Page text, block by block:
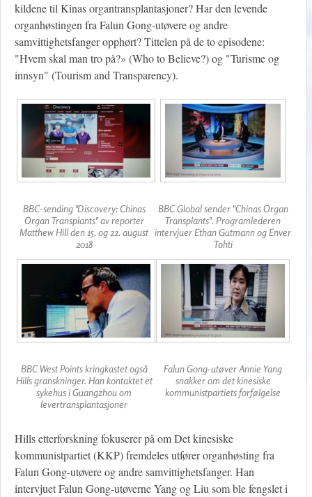
kildene til Kinas organtransplantasjoner? Har den levende
organhøstingen fra Falun Gong-utøvere og andre
samvittighetsfanger opphørt? Tittelen på de to episodene:
"Hvem skal man tro på?» (Who to Believe?) og "Turisme og
innsyn" (Tourism and Transparency).
BBC-sending "Discovery: Chinas
Organ Transplants" av reporter
Matthew Hill den 15. og 22. august
2018
BBC Global sender "Chinas Organ
Transplants". Programlederen
intervjuer Ethan Gutmann og Enver
Tohti
BBC West Points kringkastet også
Hills granskninger. Han kontaktet et
sykehus i Guangzhou om
levertransplantasjoner
Falun Gong-utøver Annie Yang
snakker om det kinesiske
kommunistpartiets forfølgelse
Hills etterforskning fokuserer på om Det kinesiske
kommunistpartiet (KKP) fremdeles utfører organhøsting fra
Falun Gong-utøvere og andre samvittighetsfanger. Han
intervjuet Falun Gong-utøverne Yang og Liu som ble fengslet i